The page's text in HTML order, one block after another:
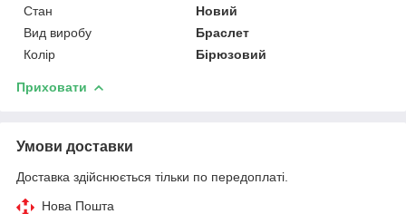
Стан
Новий
Вид виробу
Браслет
Колір
Бірюзовий
Приховати
Умови доставки
Доставка здійснюється тільки по передоплаті.
Нова Пошта